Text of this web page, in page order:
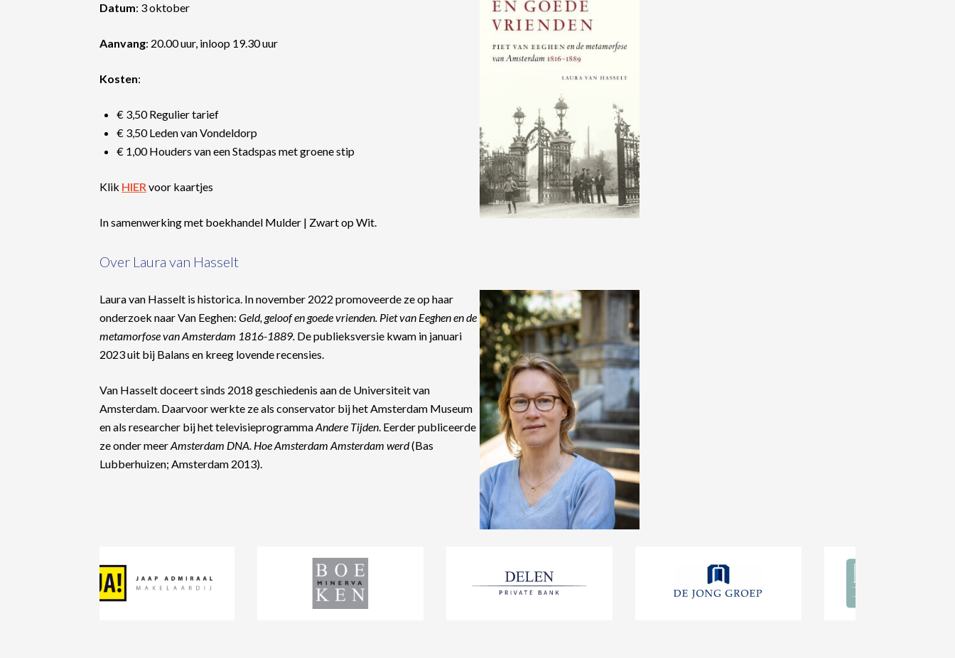
Datum: 3 oktober
Aanvang: 20.00 uur, inloop 19.30 uur
Kosten:
€ 3,50 Regulier tarief
€ 3,50 Leden van Vondeldorp
€ 1,00 Houders van een Stadspas met groene stip
Klik HIER voor kaartjes
In samenwerking met boekhandel Mulder | Zwart op Wit.
Over Laura van Hasselt
Laura van Hasselt is historica. In november 2022 promoveerde ze op haar
onderzoek naar Van Eeghen: Geld, geloof en goede vrienden. Piet van Eeghen en de
metamorfose van Amsterdam 1816-1889. De publieksversie kwam in januari
2023 uit bij Balans en kreeg lovende recensies.
Van Hasselt doceert sinds 2018 geschiedenis aan de Universiteit van
Amsterdam. Daarvoor werkte ze als conservator bij het Amsterdam Museum
en als researcher bij het televisieprogrammaAndere Tijden. Eerder publiceerde
ze onder meerAmsterdam DNA. Hoe Amsterdam Amsterdam werd(Bas
Lubberhuizen; Amsterdam 2013).